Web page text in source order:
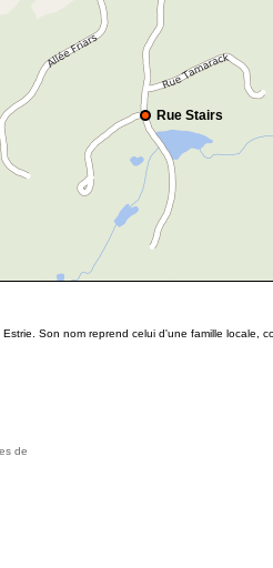
Rue Stairs
Son nom reprend celui d'une famille locale,
de